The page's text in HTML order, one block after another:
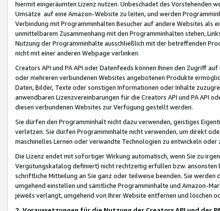
hiermit eingeräumten Lizenz nutzen. Unbeschadet des Vorstehenden
Umsätze auf eine Amazon-Website zu leiten, und werden
Verbindung mit Programminhalten Besucher auf andere Websites als
unmittelbarem Zusammenhang mit den Programminhalten stehen,
Nutzung der Programminhalte ausschließlich mit der betreffenden
nicht mit einer anderen Webpage verlinken.
Creators API und PA API oder Datenfeeds können Ihnen den Zugriff
oder mehreren verbundenen Websites angebotenen Produkte
Daten, Bilder, Texte oder sonstigen Informationen oder Inhalte
anwendbaren Lizenzvereinbarungen für die Creators API und PA API
diesen verbundenen Websites zur Verfügung gestellt werden.
Sie dürfen den Programminhalt nicht dazu verwenden, geistiges
verletzen. Sie dürfen Programminhalte nicht verwenden, um direkt
maschinelles Lernen oder verwandte Technologien zu entwickeln
Die Lizenz endet mit sofortiger Wirkung automatisch, wenn Sie zu
Vergütungskatalog definiert) nicht rechtzeitig erfüllen bzw. ansonsten
schriftliche Mitteilung an Sie ganz oder teilweise beenden. Sie werden
umgehend einstellen und sämtliche Programminhalte und Amazon-
jeweils verlangt, umgehend von Ihrer Website entfernen und löschen